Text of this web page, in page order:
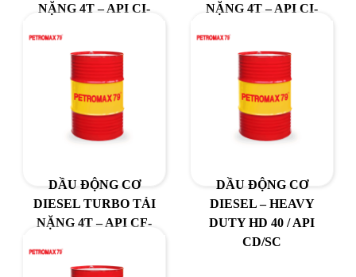
NẶNG 4T – API CI-
NẶNG 4T – API CI-
DẦU ĐỘNG CƠ
DIESEL TURBO TẢI
NẶNG 4T – API CF-
DẦU ĐỘNG CƠ
DIESEL – HEAVY
DUTY HD 40 / API
CD/SC